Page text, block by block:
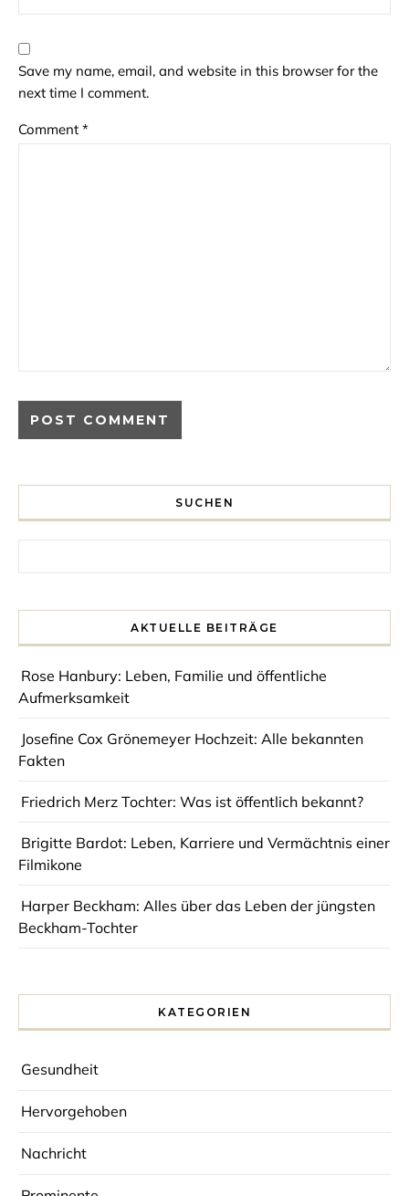
Save my name, email, and website in this browser for the
next time I comment.
Comment *
SUCHEN
AKTUELLE BEITRÄGE
Rose Hanbury: Leben, Familie und öffentliche
Aufmerksamkeit
Josefine Cox Grönemeyer Hochzeit: Alle bekannten
Fakten
Friedrich Merz Tochter: Was ist öffentlich bekannt?
Brigitte Bardot: Leben, Karriere und Vermächtnis einer
Filmikone
Harper Beckham: Alles über das Leben der jüngsten
Beckham-Tochter
KATEGORIEN
Gesundheit
Hervorgehoben
Nachricht